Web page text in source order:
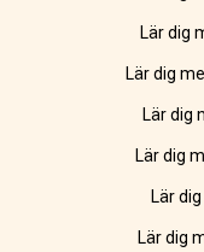
Lär dig
Lär dig
Lär dig
Lär dig
Lär
Lär dig